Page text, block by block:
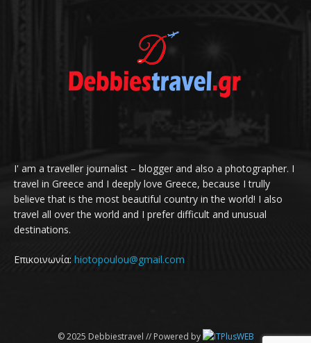
I' am a traveller journalist – blogger and also a photographer. I
travel in Greece and I deeply love Greece, because I trully
believe that is the most beautiful country in the world! I also
travel all over the world and I prefer difficult and unusual
destinations.
Επικοινωνία: hiotopoulou@gmail.com
© 2025 Debbiestravel // Powered by